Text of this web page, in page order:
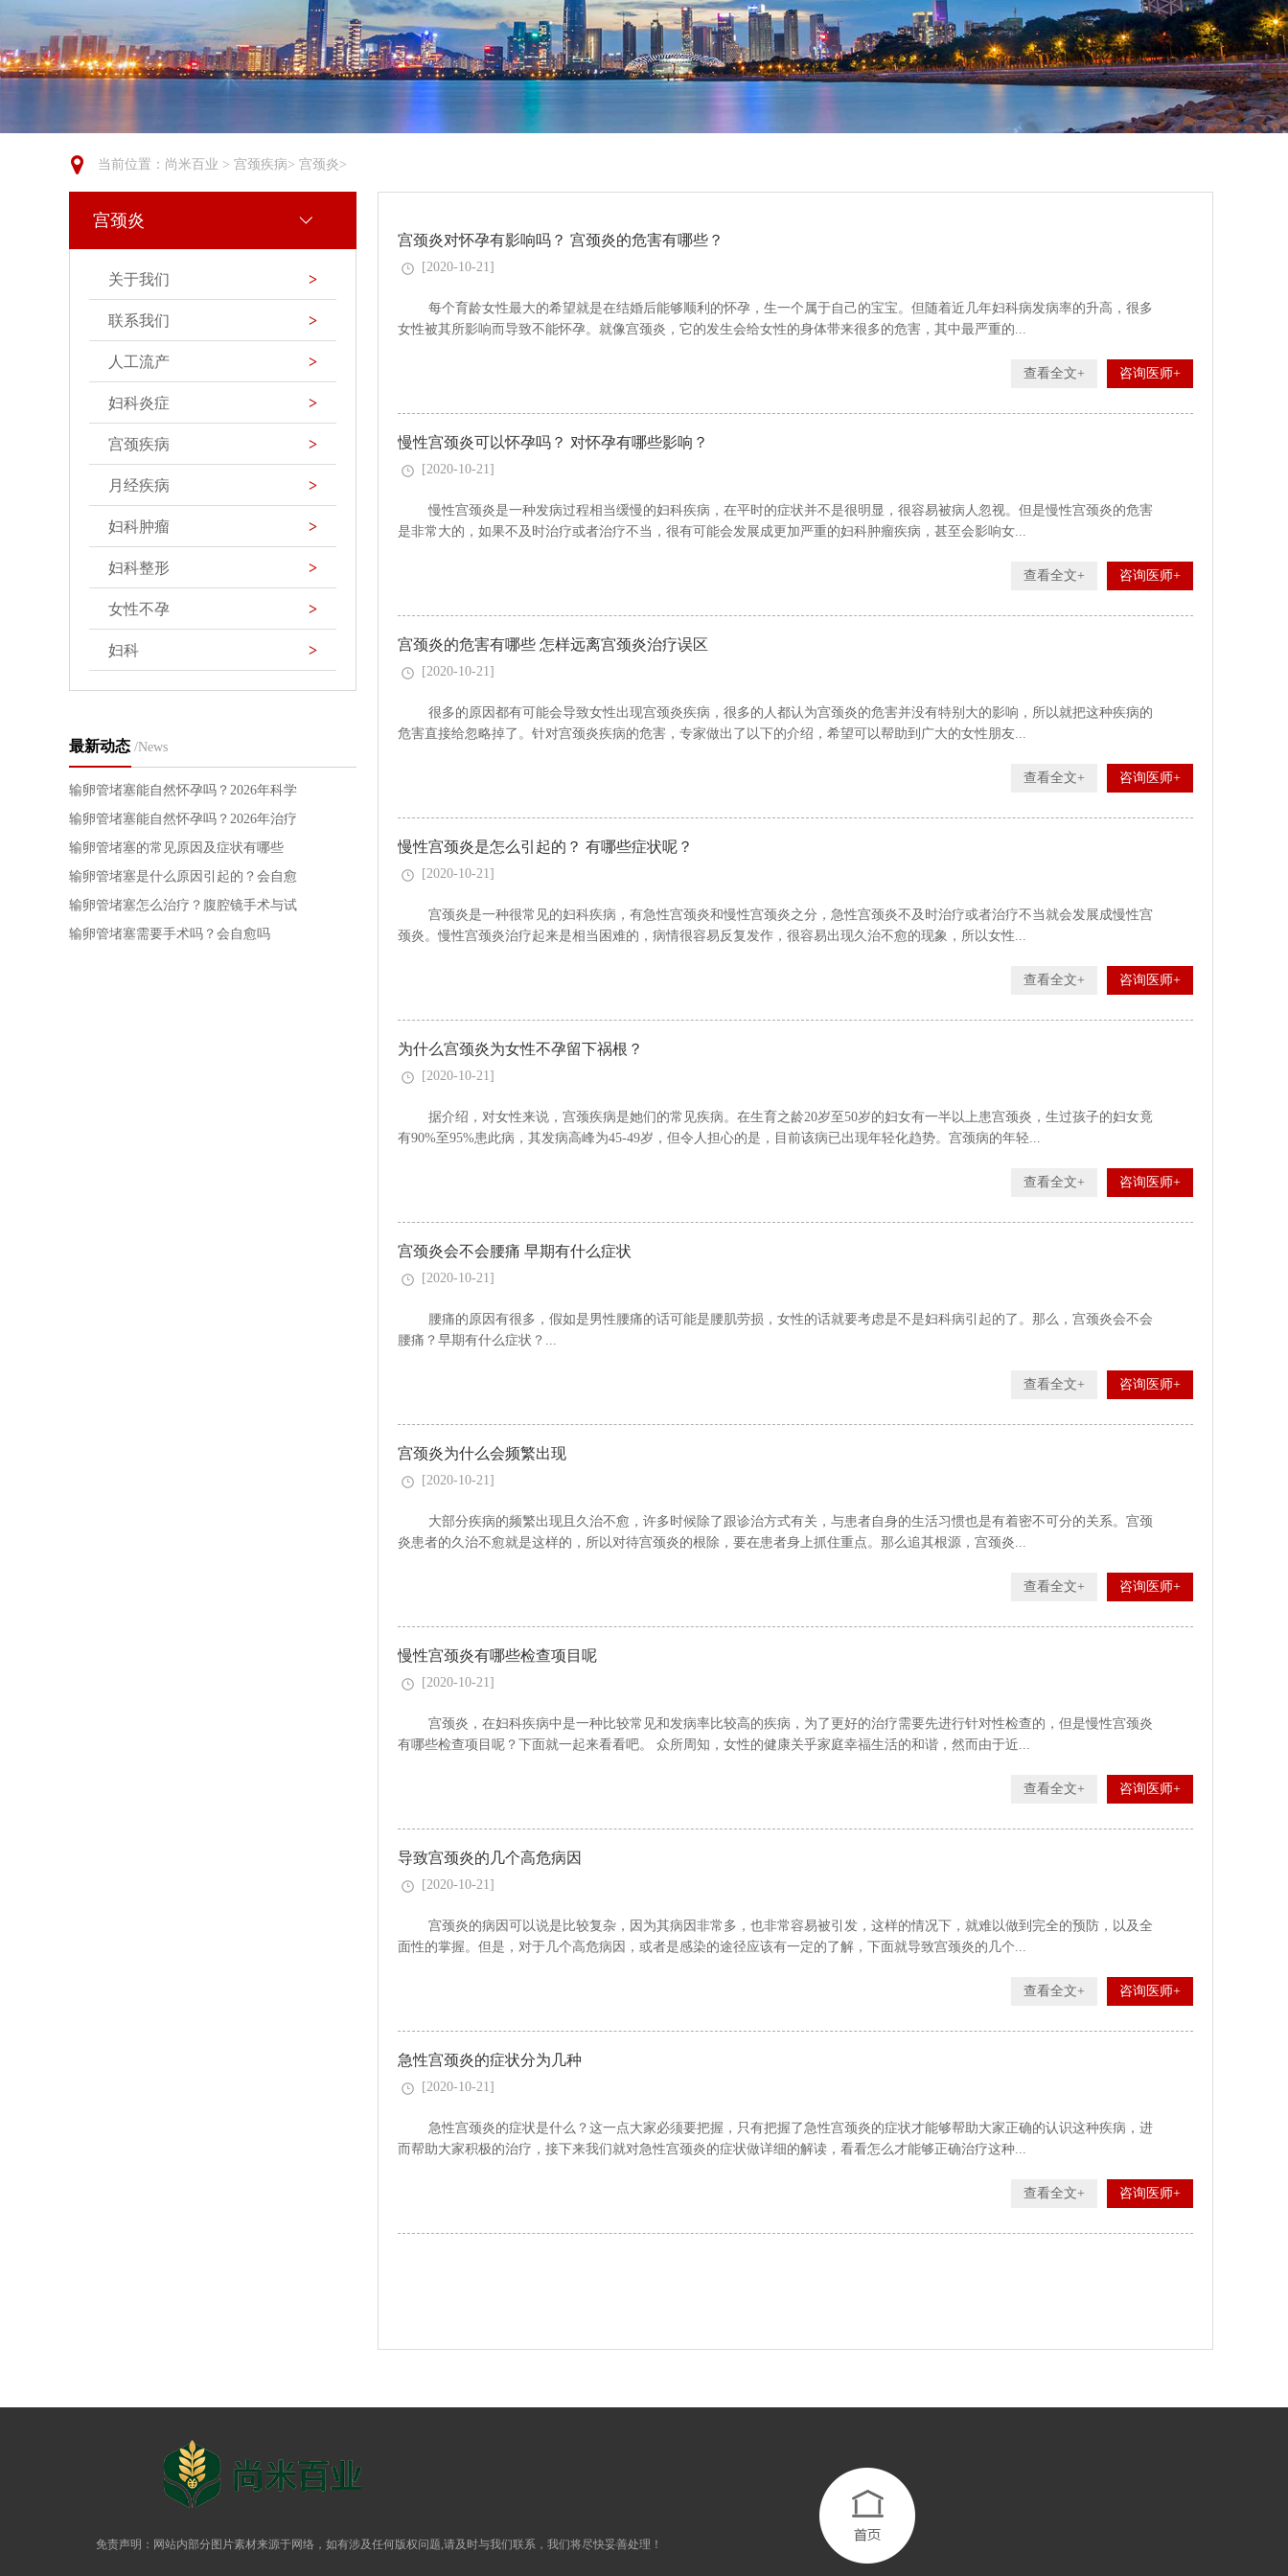
当前位置： 尚米百业 > 宫颈疾病> 宫颈炎>
宫颈炎
>
关于我们
>
联系我们
>
人工流产
>
妇科炎症
>
宫颈疾病
>
月经疾病
>
妇科肿瘤
>
妇科整形
>
女性不孕
>
妇科
最新动态 /News
输卵管堵塞能自然怀孕吗？2026年科学
疏通方法与治疗方案详解
输卵管堵塞能自然怀孕吗？2026年治疗
方法与备孕指南
输卵管堵塞的常见原因及症状有哪些
输卵管堵塞是什么原因引起的？会自愈
吗
输卵管堵塞怎么治疗？腹腔镜手术与试
管婴儿对比
输卵管堵塞需要手术吗？会自愈吗
宫颈炎对怀孕有影响吗？ 宫颈炎的危害有哪些？
[2020-10-21]
每个育龄女性最大的希望就是在结婚后能够顺利的怀孕，生一个属于自己的宝宝。但随着近几年妇科病发病率的升高，很多
女性被其所影响而导致不能怀孕。就像宫颈炎，它的发生会给女性的身体带来很多的危害，其中最严重的...
查看全文+ 咨询医师+
慢性宫颈炎可以怀孕吗？ 对怀孕有哪些影响？
[2020-10-21]
慢性宫颈炎是一种发病过程相当缓慢的妇科疾病，在平时的症状并不是很明显，很容易被病人忽视。但是慢性宫颈炎的危害
是非常大的，如果不及时治疗或者治疗不当，很有可能会发展成更加严重的妇科肿瘤疾病，甚至会影响女...
查看全文+ 咨询医师+
宫颈炎的危害有哪些 怎样远离宫颈炎治疗误区
[2020-10-21]
很多的原因都有可能会导致女性出现宫颈炎疾病，很多的人都认为宫颈炎的危害并没有特别大的影响，所以就把这种疾病的
危害直接给忽略掉了。针对宫颈炎疾病的危害，专家做出了以下的介绍，希望可以帮助到广大的女性朋友...
查看全文+ 咨询医师+
慢性宫颈炎是怎么引起的？ 有哪些症状呢？
[2020-10-21]
宫颈炎是一种很常见的妇科疾病，有急性宫颈炎和慢性宫颈炎之分，急性宫颈炎不及时治疗或者治疗不当就会发展成慢性宫
颈炎。慢性宫颈炎治疗起来是相当困难的，病情很容易反复发作，很容易出现久治不愈的现象，所以女性...
查看全文+ 咨询医师+
为什么宫颈炎为女性不孕留下祸根？
[2020-10-21]
据介绍，对女性来说，宫颈疾病是她们的常见疾病。在生育之龄20岁至50岁的妇女有一半以上患宫颈炎，生过孩子的妇女竟
有90%至95%患此病，其发病高峰为45-49岁，但令人担心的是，目前该病已出现年轻化趋势。宫颈病的年轻...
查看全文+ 咨询医师+
宫颈炎会不会腰痛 早期有什么症状
[2020-10-21]
腰痛的原因有很多，假如是男性腰痛的话可能是腰肌劳损，女性的话就要考虑是不是妇科病引起的了。那么，宫颈炎会不会
腰痛？早期有什么症状？...
查看全文+ 咨询医师+
宫颈炎为什么会频繁出现
[2020-10-21]
大部分疾病的频繁出现且久治不愈，许多时候除了跟诊治方式有关，与患者自身的生活习惯也是有着密不可分的关系。宫颈
炎患者的久治不愈就是这样的，所以对待宫颈炎的根除，要在患者身上抓住重点。那么追其根源，宫颈炎...
查看全文+ 咨询医师+
慢性宫颈炎有哪些检查项目呢
[2020-10-21]
宫颈炎，在妇科疾病中是一种比较常见和发病率比较高的疾病，为了更好的治疗需要先进行针对性检查的，但是慢性宫颈炎
有哪些检查项目呢？下面就一起来看看吧。 众所周知，女性的健康关乎家庭幸福生活的和谐，然而由于近...
查看全文+ 咨询医师+
导致宫颈炎的几个高危病因
[2020-10-21]
宫颈炎的病因可以说是比较复杂，因为其病因非常多，也非常容易被引发，这样的情况下，就难以做到完全的预防，以及全
面性的掌握。但是，对于几个高危病因，或者是感染的途径应该有一定的了解，下面就导致宫颈炎的几个...
查看全文+ 咨询医师+
急性宫颈炎的症状分为几种
[2020-10-21]
急性宫颈炎的症状是什么？这一点大家必须要把握，只有把握了急性宫颈炎的症状才能够帮助大家正确的认识这种疾病，进
而帮助大家积极的治疗，接下来我们就对急性宫颈炎的症状做详细的解读，看看怎么才能够正确治疗这种...
查看全文+ 咨询医师+
免责声明：网站内部分图片素材来源于网络，如有涉及任何版权问题,请及时与我们联系，我们将尽快妥善处理！